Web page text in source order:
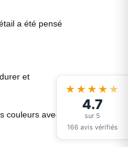
a été pensé
et
couleurs avec
★★★★ ★
4.7
sur 5
166 avis vérifiés